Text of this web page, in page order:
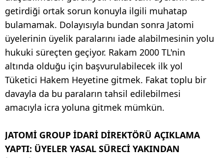
getirdiği ortak sorun konuyla ilgili muhatap
bulamamak. Dolayısıyla bundan sonra Jatomi
üyelerinin üyelik paralarını iade alabilmesinin yolu
hukuki süreçten geçiyor. Rakam 2000 TL'nin
altında olduğu için başvurulabilecek ilk yol
Tüketici Hakem Heyetine gitmek. Fakat toplu bir
davayla da bu paraların tahsil edilebilmesi
amacıyla icra yoluna gitmek mümkün.
JATOMİ GROUP İDARİ DİREKTÖRÜ AÇIKLAMA
YAPTI: ÜYELER YASAL SÜRECİ YAKINDAN